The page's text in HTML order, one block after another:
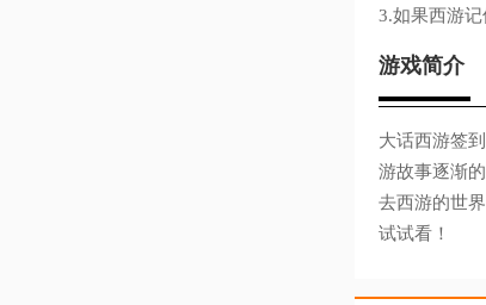
3.如果西游
游戏简介
大话西游签
游故事逐渐
去西游的世
试试看！